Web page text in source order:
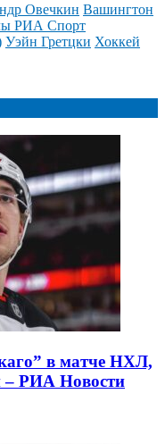
Овечкин Вашингтон
РИА Спорт
Уэйн Гретцки Хоккей
в матче НХЛ,
– РИА Новости